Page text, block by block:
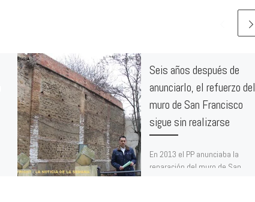
Seis años después de
anunciarlo, el refuerzo del
muro de San Francisco
sigue sin realizarse
En 2013 el PP anunciaba la
reparación del muro de San